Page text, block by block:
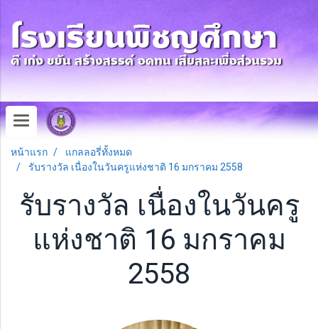
หน้าแรก
แกลลอรี่ทั้งหมด
รับรางวัล เนื่องในวันครูแห่งชาติ 16 มกราคม 2558
รับรางวัล เนื่องในวันครู
แห่งชาติ 16 มกราคม
2558